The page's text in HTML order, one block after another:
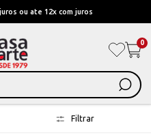
ou ate 12x com juros
0
Filtrar